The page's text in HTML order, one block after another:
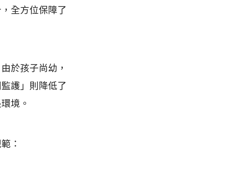
全方位保障了
於孩子尚幼，
護」則降低了
境。
：